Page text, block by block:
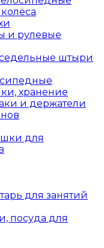
и рулевые
штыри
хранение
и держатели
для
для занятий
посуда для